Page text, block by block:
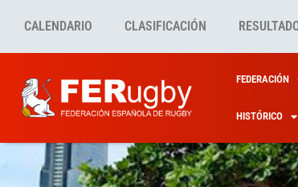
CALENDARIO CLASIFICACIÓN
FEDERACIÓN
HISTÓRICO